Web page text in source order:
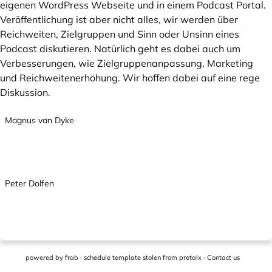
eigenen WordPress Webseite und in einem Podcast Portal.
Veröffentlichung ist aber nicht alles, wir werden über
Reichweiten, Zielgruppen und Sinn oder Unsinn eines
Podcast diskutieren. Natürlich geht es dabei auch um
Verbesserungen, wie Zielgruppenanpassung, Marketing
und Reichweitenerhöhung. Wir hoffen dabei auf eine rege
Diskussion.
Magnus van Dyke
Peter Dolfen
powered by frab · schedule template stolen from pretalx· Contact us